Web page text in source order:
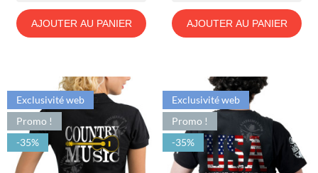
AJOUTER AU PANIER AJOUTER AU PANIER
Exclusivité web
Promo !
-35%
Exclusivité web
Promo !
-35%